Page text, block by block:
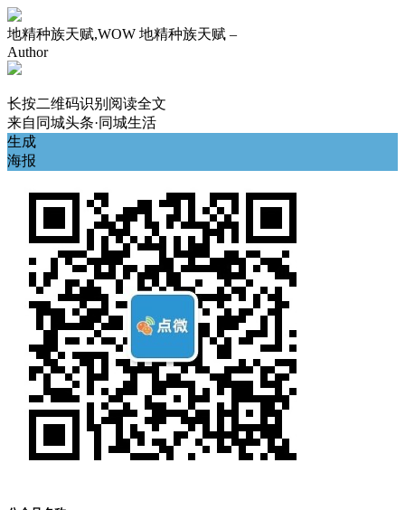
地精种族天赋,WOW 地精种族天赋 –
Author
长按二维码识别阅读全文
来自 同城头条·同城生活
生成
海报